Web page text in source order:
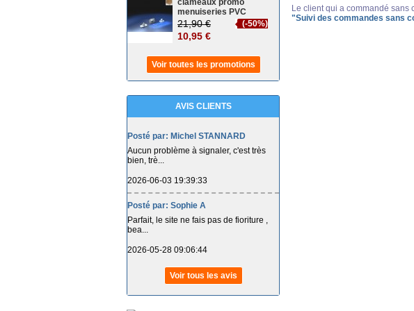
clameaux promo
menuiseries PVC
21,90 € (-50%)
10,95 €
Voir toutes les promotions
AVIS CLIENTS
Posté par: Michel STANNARD
Aucun problème à signaler, c'est très
bien, trè...
2026-06-03 19:39:33
Posté par: Sophie A
Parfait, le site ne fais pas de fioriture ,
bea...
2026-05-28 09:06:44
Voir tous les avis
Le client qui a commandé sans
"Suivi des commandes sans